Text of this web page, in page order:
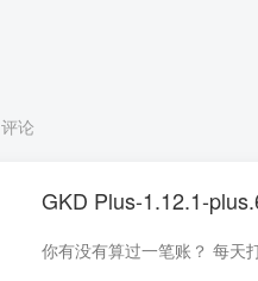
评论
GKD Plus-1.12.1-